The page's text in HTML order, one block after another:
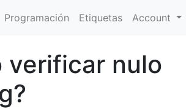
Programación Etiquetas Account
verificar nulo